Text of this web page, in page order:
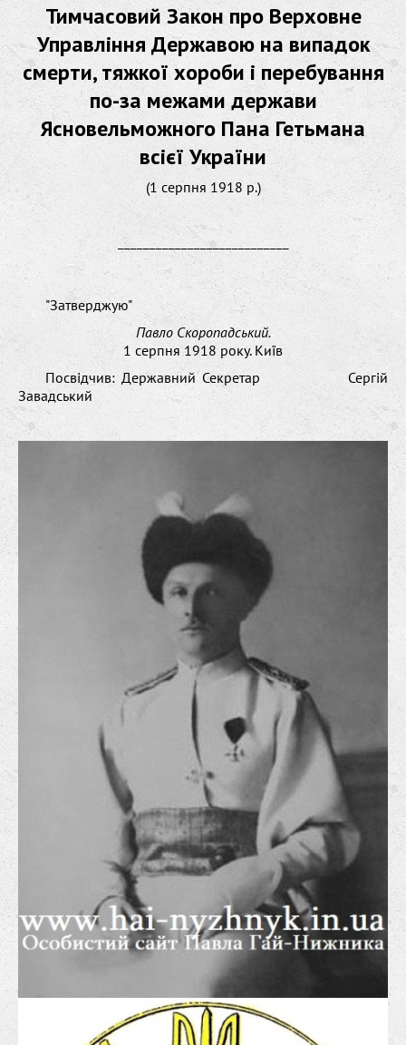
Тимчасовий Закон про Верховне
Управління Державою на випадок
смерти, тяжкої хороби і перебування
по-за межами держави
Ясновельможного Пана Гетьмана
всієї України
(1 серпня 1918 р.)
___________________________
"Затверджую"
Павло Скоропадський.
1 серпня 1918 року. Київ
Посвідчив: Державний Секретар Сергій
Завадський